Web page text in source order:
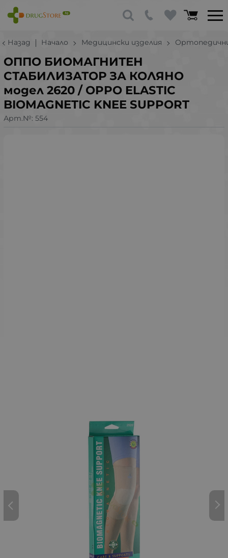
Назад Начало Медицински изделия
ОППО БИОМАГНИТЕН
СТАБИЛИЗАТОР ЗА КОЛЯНО
модел 2620 / OPPO ELASTIC
BIOMAGNETIC KNEE SUPPORT
Арт.№: 554